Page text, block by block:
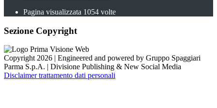
Pagina visualizzata 1054 volte
Sezione Copyright
Copyright 2026 | Engineered and powered by Gruppo Spaggiari
Parma S.p.A. | Divisione Publishing & New Social Media
Disclaimer trattamento dati personali